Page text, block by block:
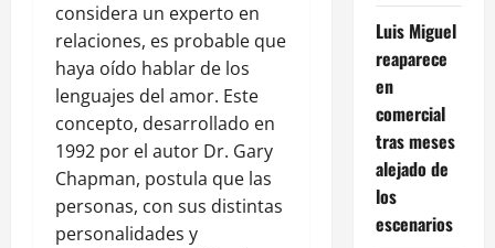
considera un experto en
relaciones, es probable que
haya oído hablar de los
lenguajes del amor. Este
concepto, desarrollado en
1992 por el autor Dr. Gary
Chapman, postula que las
personas, con sus distintas
personalidades y
Luis Miguel
reaparece
en
comercial
tras meses
alejado de
los
escenarios